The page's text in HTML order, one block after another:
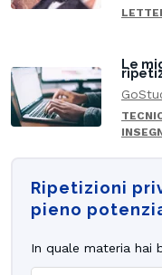
Le
Ripetizioni
pieno
In quale materia hai